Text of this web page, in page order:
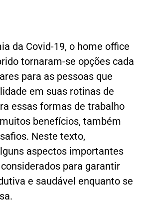
da Covid-19, o home office
tornaram-se opções cada
para as pessoas que
em suas rotinas de
essas formas de trabalho
benefícios, também
Neste texto,
aspectos importantes
para garantir
e saudável enquanto se